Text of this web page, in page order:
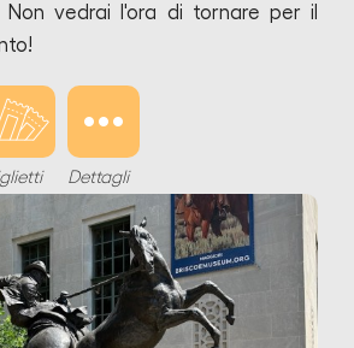
Non vedrai l'ora di tornare per il
Dettagli